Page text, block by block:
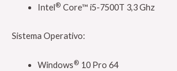
Intel® Core™ i5-7500T 3,3 Ghz
Sistema Operativo:
Windows® 10 Pro 64